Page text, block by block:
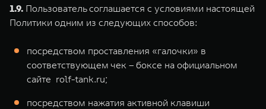
1.9. Пользователь соглашается с условиями настоящей
Политики одним из следующих способов:
посредством проставления «галочки» в
соответствующем чек – боксе на официальном
сайте rolf-tank.ru;
посредством нажатия активной клавиши